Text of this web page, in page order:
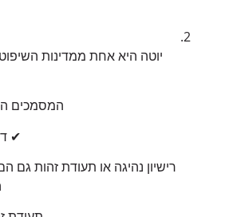
יוטה היא אחת ממדינות השיפוט
המסמכים
✔
רישיון נהיגה או תעודת זהות גם